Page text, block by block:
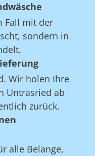
Fall mit der
sondern in
Wir holen Ihre
Untrasried ab
zurück.
alle Belange,